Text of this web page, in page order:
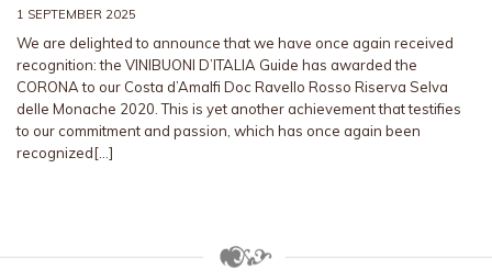
1 SEPTEMBER 2025
We are delighted to announce that we have once again received
recognition: the VINIBUONI D’ITALIA Guide has awarded the
CORONA to our Costa d’Amalfi Doc Ravello Rosso Riserva Selva
delle Monache 2020. This is yet another achievement that testifies
to our commitment and passion, which has once again been
recognized[…]